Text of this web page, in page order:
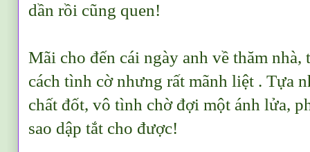
dần rồi cũng quen!
Mãi cho đến cái ngày anh về thăm
cách tình cờ nhưng rất mãnh liệt . Tựa
chất đốt, vô tình chờ đợi một ánh lửa,
sao dập tắt cho được!